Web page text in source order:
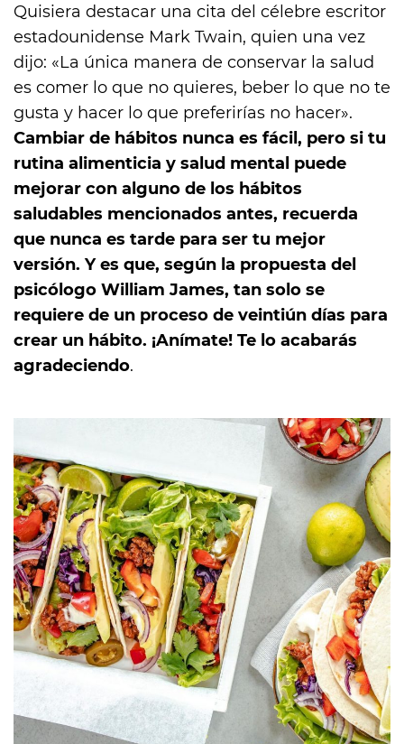
Quisiera destacar una cita del célebre escritor
estadounidense Mark Twain, quien una vez
dijo: «La única manera de conservar la salud
es comer lo que no quieres, beber lo que no te
gusta y hacer lo que preferirías no hacer».
Cambiar de hábitos nunca es fácil, pero si tu
rutina alimenticia y salud mental puede
mejorar con alguno de los hábitos
saludables mencionados antes, recuerda
que nunca es tarde para ser tu mejor
versión. Y es que, según la propuesta del
psicólogo William James, tan solo se
requiere de un proceso de veintiún días para
crear un hábito. ¡Anímate! Te lo acabarás
agradeciendo.